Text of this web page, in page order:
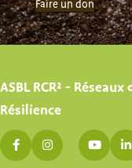
Faire un don
ASBL RCR² -
Résilience